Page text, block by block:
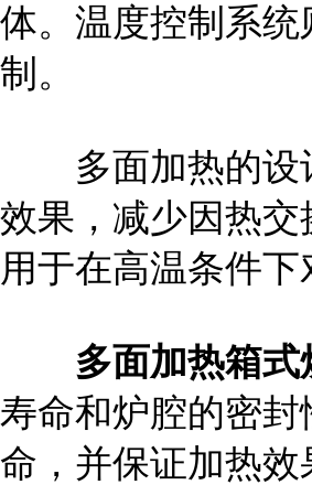
体。温度控制系
制。
多面加热的设计
效果，减少因热
用于在高温条件
多面加热箱式
寿命和炉腔的密
命，并保证加热